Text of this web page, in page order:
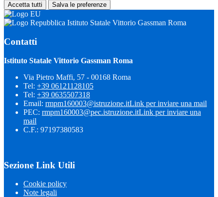
Accetta tutti Salva le preferenze
Istituto Statale Vittorio Gassman Roma
Contatti
Istituto Statale Vittorio Gassman Roma
Via Pietro Maffi, 57 - 00168 Roma
Tel: +39 06121128105
Tel: +39 0635507318
Email: rmpm160003@istruzione.itLink per inviare una mail
PEC: rmpm160003@pec.istruzione.itLink per inviare una
mail
C.F.: 97197380583
Sezione Link Utili
Cookie policy
Note legali